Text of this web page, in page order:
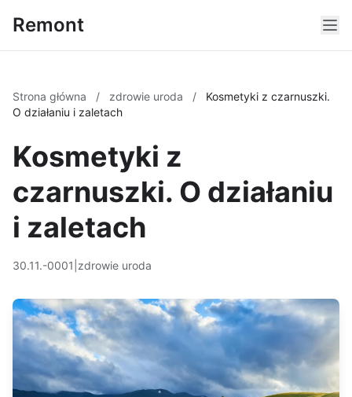
Remont
Strona główna / zdrowie uroda /
Kosmetyki z czarnuszki.
O działaniu i zaletach
Kosmetyki z
czarnuszki. O działaniu
i zaletach
30.11.-0001 zdrowie uroda